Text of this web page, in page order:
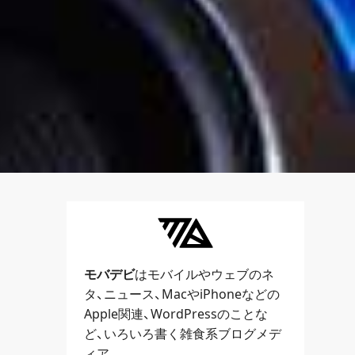
モバデビはモバイルやウェブのネ
タ、 ニュース、 MacやiPhoneなどの
Apple関連、WordPressのことな
ど、いろいろ書く雑食系ブログメデ